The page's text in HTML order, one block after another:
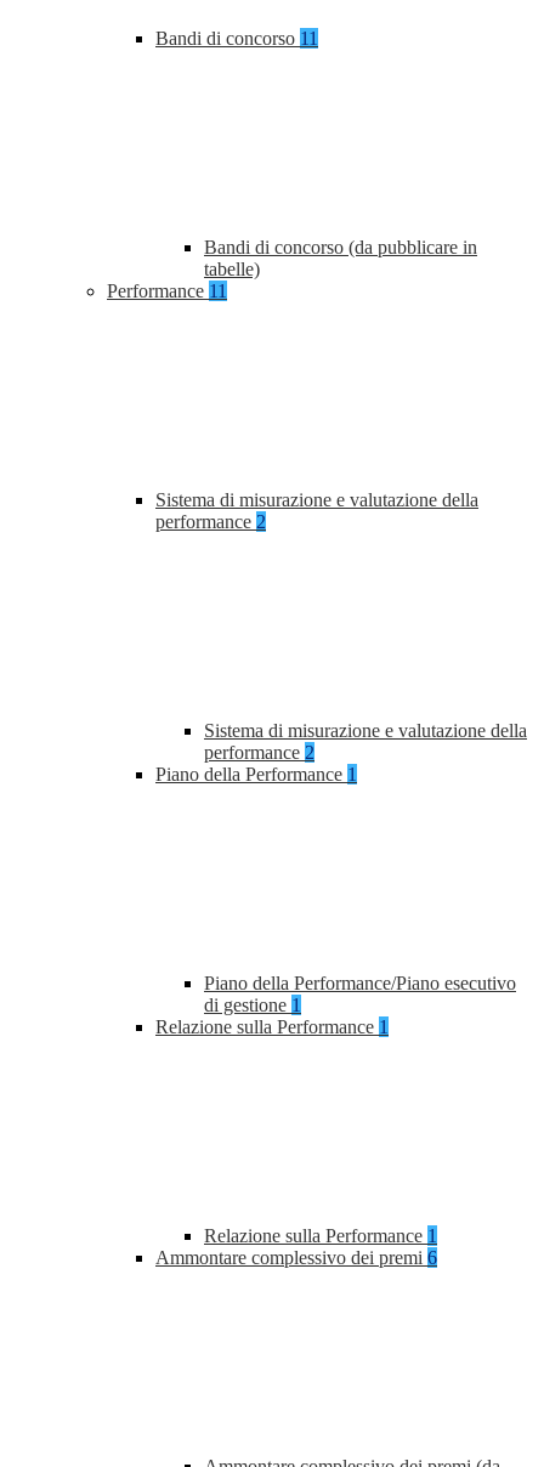
Bandi di concorso 11
Bandi di concorso (da pubblicare in
tabelle)
Performance 11
Sistema di misurazione e valutazione della
performance 2
Sistema di misurazione e valutazione della
performance 2
Piano della Performance 1
Piano della Performance/Piano esecutivo
di gestione 1
Relazione sulla Performance 1
Relazione sulla Performance 1
Ammontare complessivo dei premi 6